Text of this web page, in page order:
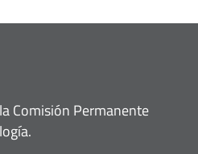
Comisión Permanente